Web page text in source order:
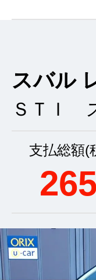
スバル
ＳＴＩ
支払総額(
265